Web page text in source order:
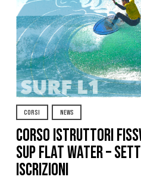
CORSI NEWS
CORSO ISTRUTTORI
SUP Flat Water –
ISCRIZIONI